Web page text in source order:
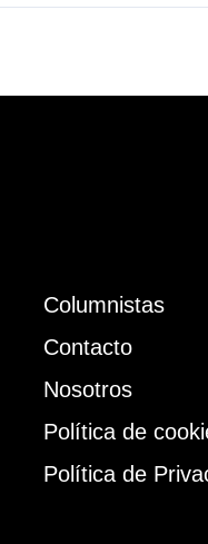
Columnistas
Contacto
Nosotros
Política de
Política de